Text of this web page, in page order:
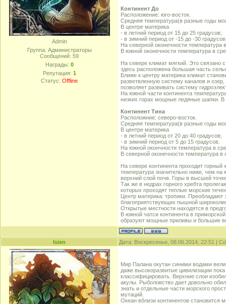
Admin
Группа: Администраторы
Сообщений: 59
Награды: 0
Репутация: 1
Статус: Offline
Континент До
Расположение: юго-восток.
Средняя температура(в разные годы
В центре материка
- в летний период от 15 до 25 градусов;
- в зимний период от -15 до -30
На северной оконечности
В южной оконечности температура в
На севере климат мягкий. Это
здесь расположена большая часть
Ближе к центру материка климат
разветвленную систему каналов и
позволяет развивать систему
На южной части континента
низких горах мощные ледяные шапки. В
Континент Тина
Расположние: северо-восток.
Средняя температура(в разные годы
В центре материка
- в летний период от 20 до 40 градусов;
- в зимний период от 5 до 15 градусов.
На южной окончности температура в
В северной оконечности температура
На севере континента проходит горный
температура значительно ниже, чем на
верхний слой почв. Горы в высшей
Так же в недрах горного хребта
которых проходят теплые морские
Центр материка: тропики. Преобладают
благоприятствующих пышной
Открытые местности находятся в
В южной чатси континента в
образуют мощные приливы и большие
Isien Дата: Воскресенье, 08.06.2014, 22:51 |
Мир Палана окутан синими водами
даже высокоразвитые цивилизации
классифицировать. Верхние слои
акулы. Рыболовство дает довольно
знать и отдельные части морского
мутаций.
Океан вблизи континентов становится